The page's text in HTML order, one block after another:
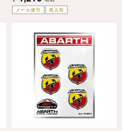
メール便可
再入荷